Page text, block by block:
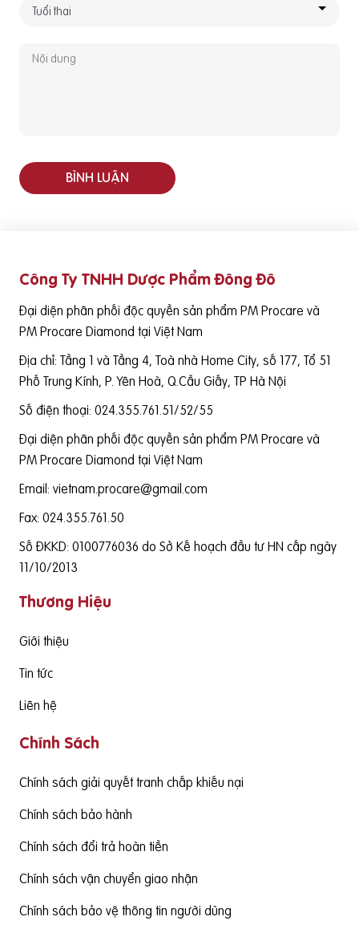
BÌNH LUẬN
Công Ty TNHH Dược Phẩm Đông Đô
Đại diện phân phối độc quyền sản phẩm PM Procare và
PM Procare Diamond tại Việt Nam
Địa chỉ: Tầng 1 và Tầng 4, Toà nhà Home City, số 177, Tổ 51
Phố Trung Kính, P. Yên Hoà, Q.Cầu Giấy, TP Hà Nội
Số điện thoại: 024.355.761.51/52/55
Đại diện phân phối độc quyền sản phẩm PM Procare và
PM Procare Diamond tại Việt Nam
Email: vietnam.procare@gmail.com
Fax: 024.355.761.50
Số ĐKKD: 0100776036 do Sở Kế hoạch đầu tư HN cấp ngày
11/10/2013
Thương Hiệu
Giới thiệu
Tin tức
Liên hệ
Chính Sách
Chính sách giải quyết tranh chấp khiếu nại
Chính sách bảo hành
Chính sách đổi trả hoàn tiền
Chính sách vận chuyển giao nhận
Chính sách bảo vệ thông tin người dùng